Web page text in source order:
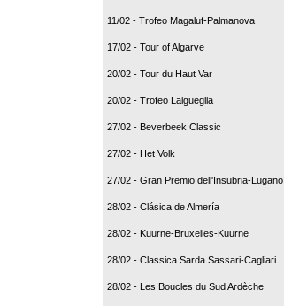
11/02 - Trofeo Magaluf-Palmanova
17/02 - Tour of Algarve
20/02 - Tour du Haut Var
20/02 - Trofeo Laigueglia
27/02 - Beverbeek Classic
27/02 - Het Volk
27/02 - Gran Premio dell'Insubria-Lugano
28/02 - Clásica de Almería
28/02 - Kuurne-Bruxelles-Kuurne
28/02 - Classica Sarda Sassari-Cagliari
28/02 - Les Boucles du Sud Ardèche